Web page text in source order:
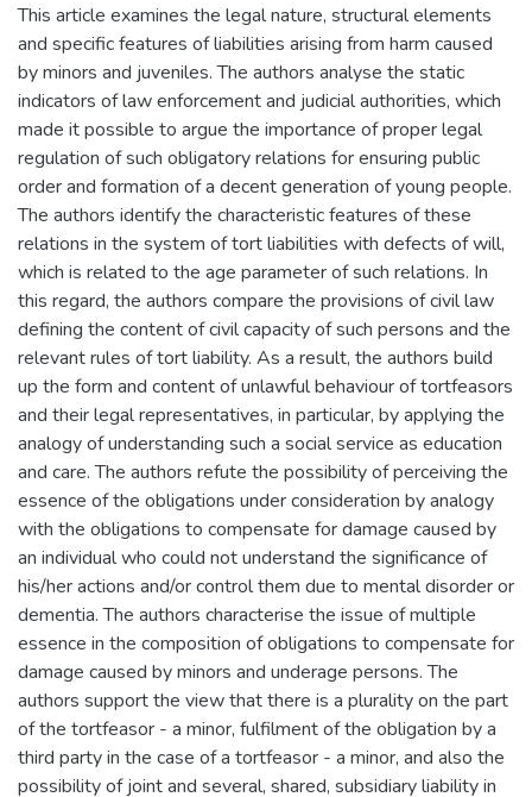
This article examines the legal nature, structural elements
and specific features of liabilities arising from harm caused
by minors and juveniles. The authors analyse the static
indicators of law enforcement and judicial authorities, which
made it possible to argue the importance of proper legal
regulation of such obligatory relations for ensuring public
order and formation of a decent generation of young people.
The authors identify the characteristic features of these
relations in the system of tort liabilities with defects of will,
which is related to the age parameter of such relations. In
this regard, the authors compare the provisions of civil law
defining the content of civil capacity of such persons and the
relevant rules of tort liability. As a result, the authors build
up the form and content of unlawful behaviour of tortfeasors
and their legal representatives, in particular, by applying the
analogy of understanding such a social service as education
and care. The authors refute the possibility of perceiving the
essence of the obligations under consideration by analogy
with the obligations to compensate for damage caused by
an individual who could not understand the significance of
his/her actions and/or control them due to mental disorder or
dementia. The authors characterise the issue of multiple
essence in the composition of obligations to compensate for
damage caused by minors and underage persons. The
authors support the view that there is a plurality on the part
of the tortfeasor - a minor, fulfilment of the obligation by a
third party in the case of a tortfeasor - a minor, and also the
possibility of joint and several, shared, subsidiary liability in